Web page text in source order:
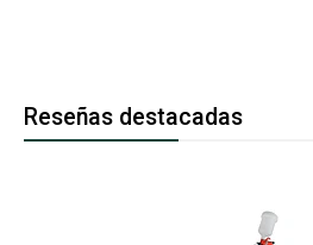
Reseñas destacadas